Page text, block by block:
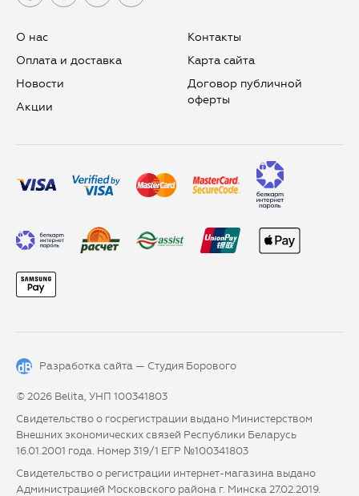
О нас
Оплата и доставка
Новости
Aкции
Контакты
Карта сайта
Договор публичной
оферты
Разработка сайта — Студия Борового
© 2026 Belita, УНП 100341803
Свидетельство о госрегистрации выдано Министерством
Внешних экономических связей Республики Беларусь
16.01.2001 года. Номер 319/1 ЕГР №100341803
Свидетельство о регистрации интернет-магазина выдано
Администрацией Московского района г. Минска 27.02.2019.